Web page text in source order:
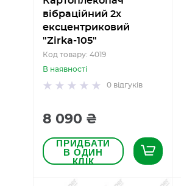
вібраційний 2х
ексцентриковий
"Zirka-105"
Код товару: 4019
В наявності
0 відгуків
8 090 ₴
ПРИДБАТИ
В ОДИН
КЛІК